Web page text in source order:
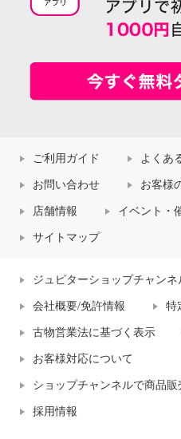
ご利用ガイド よくあ
お問い合わせ お客様
店舗情報 イベント・
サイトマップ
ジュピターショップチャン
会社概要/免許情報 特
古物営業法に基づく表示
お客様対応について
ショップチャンネルで商品
採用情報